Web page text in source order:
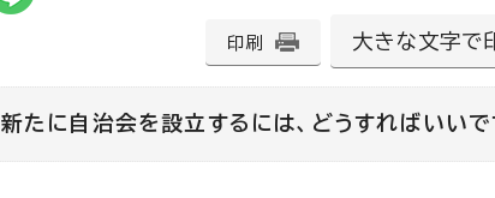
印刷 大きな文字で
新たに自治会を設立するには、どうすればいいで